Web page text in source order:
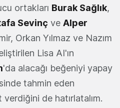
ortakları Burak Sağlık,
Sevinç ve Alper
Orkan Yılmaz ve Nazım
Lisa AI'ın
'da alacağı beğeniyi yapay
tahmin eden
de hatırlatalım.